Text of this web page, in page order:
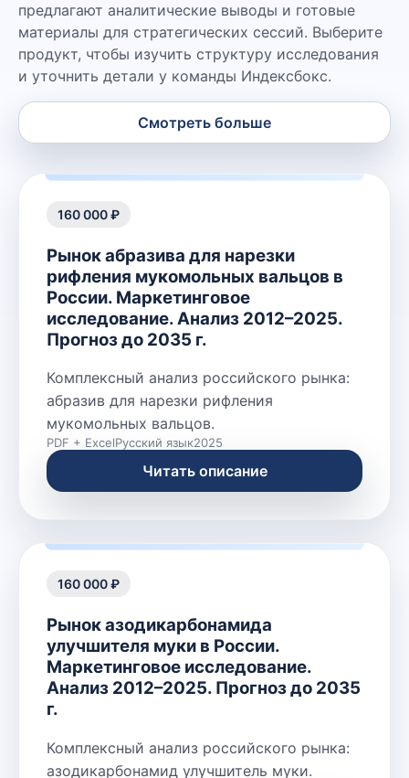
предлагают аналитические выводы и готовые
материалы для стратегических сессий. Выберите
продукт, чтобы изучить структуру исследования
и уточнить детали у команды Индексбокс.
Смотреть больше
160 000 ₽
Рынок абразива для нарезки
рифления мукомольных вальцов в
России. Маркетинговое
исследование. Анализ 2012–2025.
Прогноз до 2035 г.
Комплексный анализ российского рынка:
абразив для нарезки рифления
мукомольных вальцов.
PDF + ExcelРусский язык2025
Читать описание
160 000 ₽
Рынок азодикарбонамида
улучшителя муки в России.
Маркетинговое исследование.
Анализ 2012–2025. Прогноз до 2035
г.
Комплексный анализ российского рынка:
азодикарбонамид улучшитель муки.